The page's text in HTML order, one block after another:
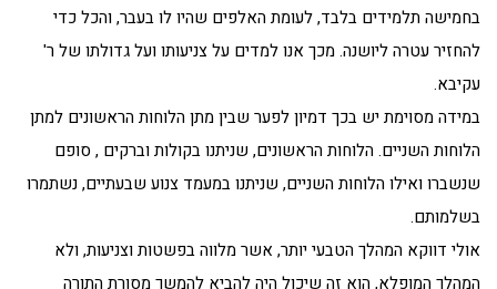
בחמישה תלמידים בלבד, לעומת האלפים שהיו לו בעבר, והכל כדי
להחזיר עטרה ליושנה. מכך אנו למדים על צניעותו ועל גדולתו של ר'
עקיבא.
במידה מסוימת יש בכך דמיון לפער שבין מתן הלוחות הראשונים למתן
הלוחות השניים. הלוחות הראשונים, שניתנו בקולות וברקים , סופם
שנשברו ואילו הלוחות השניים, שניתנו במעמד צנוע שבעתיים, נשתמרו
בשלמותם.
אולי דווקא המהלך הטבעי יותר, אשר מלווה בפשטות וצניעות, ולא
המהלך המופלא, הוא זה שיכול היה להביא להמשך מסורת התורה